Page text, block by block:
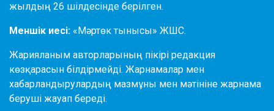
жылдың 26 шілдесінде берілген.
Меншік иесі: «Мәртөк тынысы» ЖШС.
Жарияланым авторларының пікірі редакция
көзқарасын білдірмейді. Жарнамалар мен
хабарландырулардың мазмұны мен мәтініне жарнама
беруші жауап береді.